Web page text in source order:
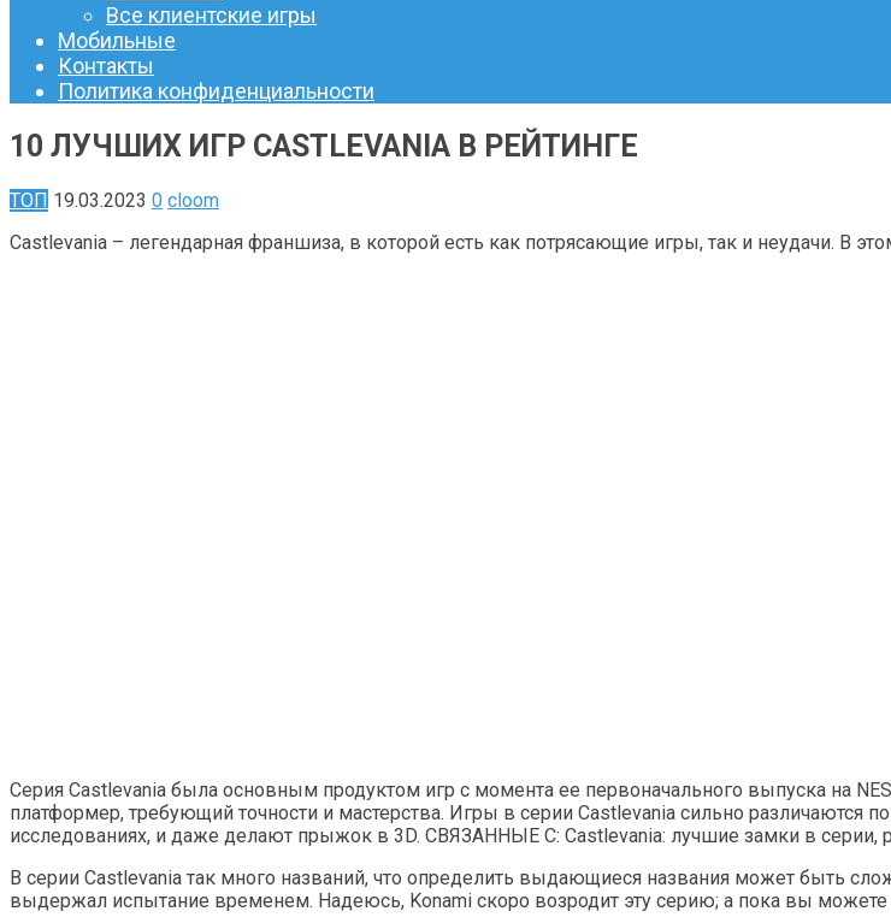
Все клиентские игры
Мобильные
Контакты
Политика конфиденциальности
10 ЛУЧШИХ ИГР CASTLEVANIA В РЕЙТИНГЕ
ТОП 19.03.2023 0 cloom
Castlevania – легендарная франшиза, в которой есть как потрясающие игры, так и неудачи. В
Серия Castlevania была основным продуктом игр с момента ее первоначального выпуска на
платформер, требующий точности и мастерства. Игры в серии Castlevania сильно различаются
исследованиях, и даже делают прыжок в 3D. СВЯЗАННЫЕ С: Castlevania: лучшие замки в серии,
В серии Castlevania так много названий, что определить выдающиеся названия может быть
выдержал испытание временем. Надеюсь, Konami скоро возродит эту серию; а пока вы можете